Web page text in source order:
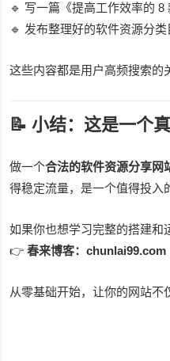
🔹 写一篇《提高工作效率的 8
🔹 发布整理好的软件资源分
这些内容都是用户高频搜索的
📝 小结：这是一个
做一个合法的软件资源分享网
得稳定流量，是一个值得投入
如果你也想学习完整的搭建和
👉春来博客：chunlai99.com
从零基础开始，让你的网站不